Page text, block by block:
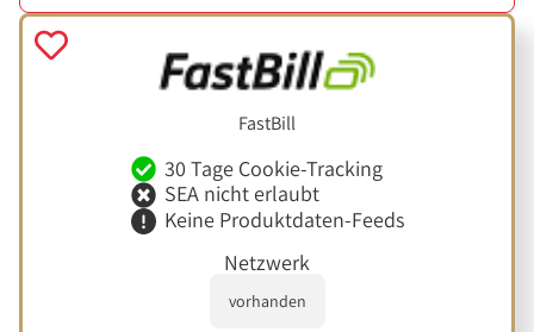
FastBill
30 Tage Cookie-Tracking
SEA nicht erlaubt
Keine Produktdaten-Feeds
Netzwerk
vorhanden